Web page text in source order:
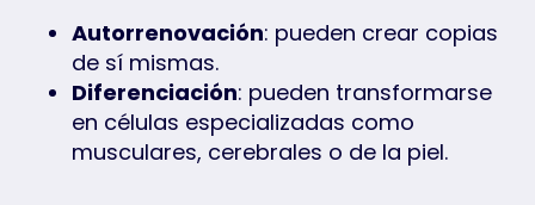
Autorrenovación: pueden crear copias
de sí mismas.
Diferenciación: pueden transformarse
en células especializadas como
musculares, cerebrales o de la piel.